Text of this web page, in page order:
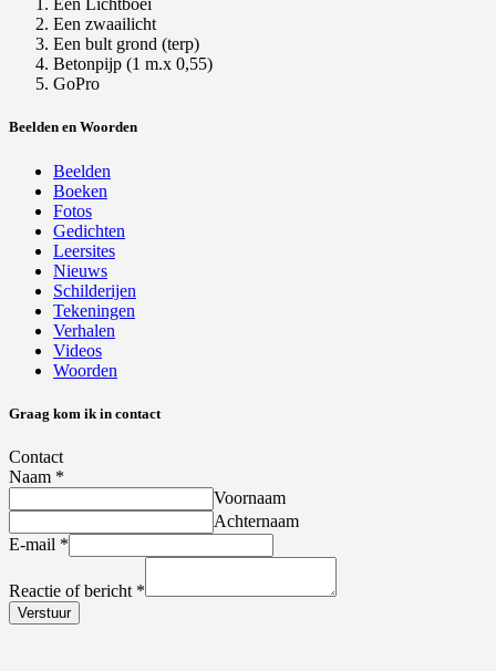
Een Lichtboei
Een zwaailicht
Een bult grond (terp)
Betonpijp (1 m.x 0,55)
GoPro
Beelden en Woorden
Beelden
Boeken
Fotos
Gedichten
Leersites
Nieuws
Schilderijen
Tekeningen
Verhalen
Videos
Woorden
Graag kom ik in contact
Contact
Naam *
Voornaam
Achternaam
E-mail *
Reactie of bericht *
Verstuur